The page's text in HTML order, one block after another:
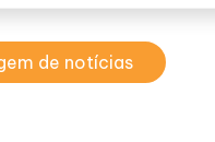
de notícias